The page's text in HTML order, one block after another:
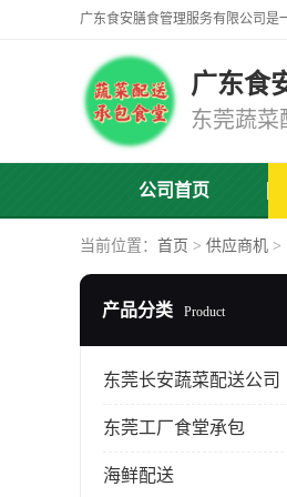
广东食
公司首页
当前位置： 首页 > 供应商机 >
产品分类 Product
东莞长安蔬菜配送公司
东莞工厂食堂承包
海鲜配送